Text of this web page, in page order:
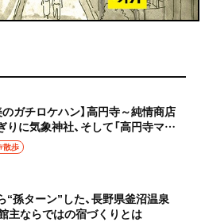
のガチロケハン】高円寺～純情商店
りに気象神社、そして「高円寺マシ
散歩
“孫ターン”した、長野県釜沼温泉
館主ならではの宿づくりとは